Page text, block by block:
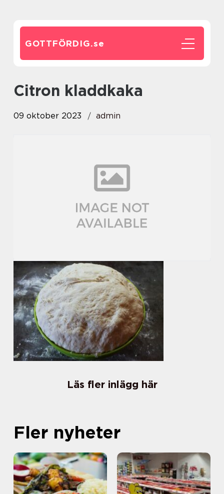
GOTTFÖRDIG.se
citron kladdkaka
09 oktober 2023 admin
Läs fler inlägg här
Fler nyheter